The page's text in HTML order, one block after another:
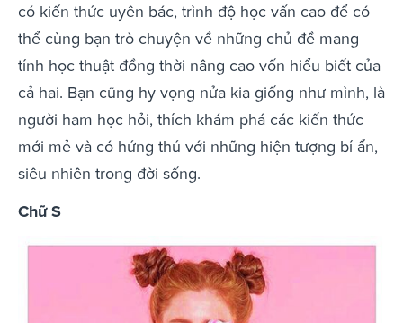
có kiến thức uyên bác, trình độ học vấn cao để có
thể cùng bạn trò chuyện về những chủ đề mang
tính học thuật đồng thời nâng cao vốn hiểu biết của
cả hai. Bạn cũng hy vọng nửa kia giống như mình, là
người ham học hỏi, thích khám phá các kiến thức
mới mẻ và có hứng thú với những hiện tượng bí ẩn,
siêu nhiên trong đời sống.
Chữ S